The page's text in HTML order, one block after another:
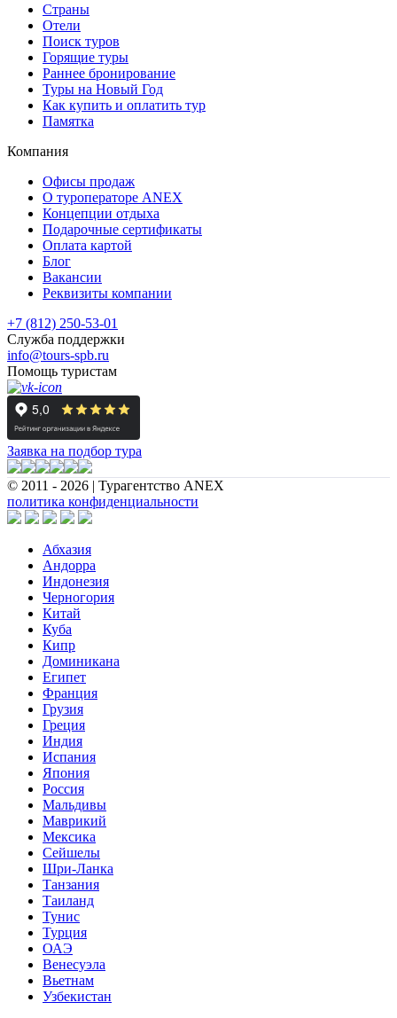
Страны
Отели
Поиск туров
Горящие туры
Раннее бронирование
Туры на Новый Год
Как купить и оплатить тур
Памятка
Компания
Офисы продаж
О туроператоре ANEX
Концепции отдыха
Подарочные сертификаты
Оплата картой
Блог
Вакансии
Реквизиты компании
+7 (812) 250-53-01
Служба поддержки
info@tours-spb.ru
Помощь туристам
Заявка на подбор тура
© 2011 - 2026 | Турагентство ANEX
политика конфиденциальности
Абхазия
Андорра
Индонезия
Черногория
Китай
Куба
Кипр
Доминикана
Египет
Франция
Грузия
Греция
Индия
Испания
Япония
Россия
Мальдивы
Маврикий
Мексика
Сейшелы
Шри-Ланка
Танзания
Таиланд
Тунис
Турция
ОАЭ
Венесуэла
Вьетнам
Узбекистан